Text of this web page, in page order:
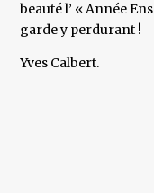
beauté l’ « Année
garde y perdurant !
Yves Calbert.